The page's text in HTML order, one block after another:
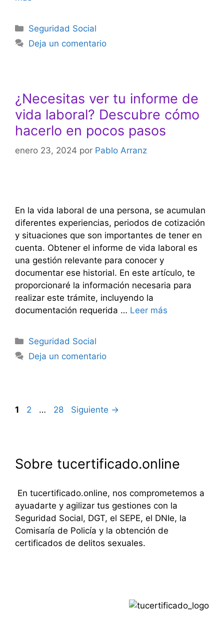
Categorías
Seguridad Social
Deja un comentario
¿Necesitas ver tu informe de
vida laboral? Descubre cómo
hacerlo en pocos pasos
enero 23, 2024 por Pablo Arranz
En la vida laboral de una persona, se acumulan
diferentes experiencias, periodos de cotización
y situaciones que son importantes de tener en
cuenta. Obtener el informe de vida laboral es
una gestión relevante para conocer y
documentar ese historial. En este artículo, te
proporcionaré la información necesaria para
realizar este trámite, incluyendo la
documentación requerida … Leer más
Categorías
Seguridad Social
Deja un comentario
Navegación
Página
1 Página
2 … Página
28 Siguiente →
Sobre tucertificado.online
En tucertificado.online, nos comprometemos a
ayuadarte y agilizar tus gestiones con la
Seguridad Social, DGT, el SEPE, el DNIe, la
Comisaría de Policía y la obtención de
certificados de delitos sexuales.